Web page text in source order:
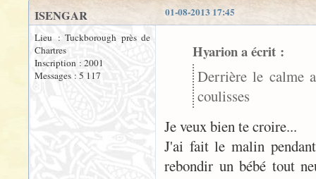
01-08-2013 17:45
ISENGAR
Lieu : Tuckborough près de
Chartres
Inscription : 2001
Messages : 5 117
Hyarion a écrit :
Derrière le calme
coulisses
Je veux bien te croire...
J'ai fait le malin
rebondir un bébé tout